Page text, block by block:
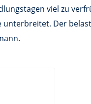
viel zu
Der